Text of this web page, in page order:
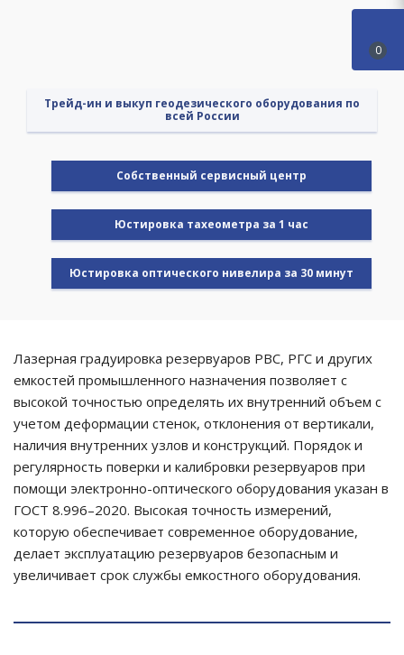
Трейд-ин и выкуп геодезического оборудования по
всей России
Cобственный сервисный центр
Юстировка тахеометра за 1 час
Юстировка оптического нивелира за 30 минут
Лазерная градуировка резервуаров РВС, РГС и других
емкостей промышленного назначения позволяет с
высокой точностью определять их внутренний объем с
учетом деформации стенок, отклонения от вертикали,
наличия внутренних узлов и конструкций. Порядок и
регулярность поверки и калибровки резервуаров при
помощи электронно-оптического оборудования указан в
ГОСТ 8.996–2020. Высокая точность измерений,
которую обеспечивает современное оборудование,
делает эксплуатацию резервуаров безопасным и
увеличивает срок службы емкостного оборудования.
0